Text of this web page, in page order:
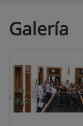
Galería